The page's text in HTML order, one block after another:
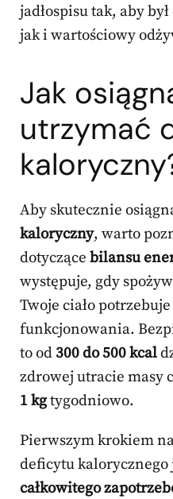
jadłospisu tak, aby
jak i wartościowy
Jak
utrzymać
Aby skutecznie
kaloryczny, warto
dotyczące bilansu
występuje, gdy
Twoje ciało
funkcjonowania.
to od 300 do 500 kcal
zdrowej utracie masy
1 kgtygodniowo.
Pierwszym krokiem
deficytu kalorycznego
całkowitego